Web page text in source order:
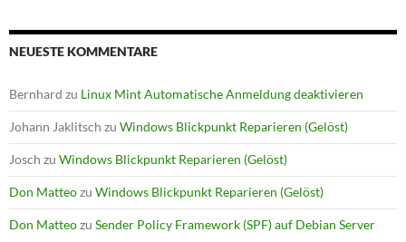
NEUESTE KOMMENTARE
Bernhard zu Linux Mint Automatische Anmeldung deaktivieren
Johann Jaklitsch zu Windows Blickpunkt Reparieren (Gelöst)
Josch zu Windows Blickpunkt Reparieren (Gelöst)
Don Matteozu Windows Blickpunkt Reparieren (Gelöst)
Don Matteozu Sender Policy Framework (SPF) auf Debian Server